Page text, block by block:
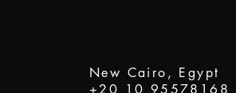
New Cairo, Egypt
+20 10 95578168